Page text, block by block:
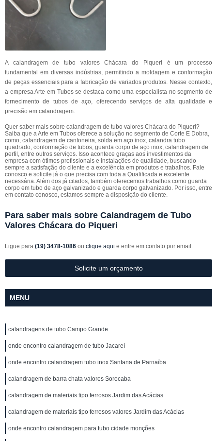
A calandragem de tubo valores Chácara do Piqueri é um processo
fundamental em diversas indústrias, permitindo a moldagem e conformação
de peças essenciais para a fabricação de variados produtos. Nesse contexto,
a empresa Arte em Tubos se destaca como uma especialista no segmento de
fornecimento de tubos de aço, oferecendo serviços de alta qualidade e
precisão em calandragem.
Quer saber mais sobre calandragem de tubo valores Chácara do Piqueri?
Saiba que a Arte em Tubos oferece a solução no segmento de Corte E Dobra,
como, calandragem de cantoneira, solda em aço inox, calandra tubo
quadrado, conformação de tubos, guarda corpo de aço inox, calandragem de
perfil, entre outros serviços. Isso acontece graças aos investimentos da
empresa com ótimos profissionais e instalações de qualidade, buscando
sempre a satisfação do cliente e a excelência em produtos e trabalhos. Fale
conosco e solicite já o que precisa com toda a Qualificada e excelente
necessária. Além dos já citados, também oferecemos trabalhos como guarda
corpo em tubo de aço galvanizado e guarda corpo galvanizado. Por isso, entre
em contato conosco, estamos sempre a disposição do cliente.
Para saber mais sobre Calandragem de Tubo
Valores Chácara do Piqueri
Ligue para (19) 3478-1086 ou clique aqui e entre em contato por email.
Solicite um orçamento
MENU
calandragens de tubo Campo Grande
onde encontro calandragem de tubo Jacareí
onde encontro calandragem tubo inox Santana de Parnaíba
calandragem de barra chata valores Sorocaba
calandragem de materiais tipo ferrosos Jardim das Acácias
calandragem de materiais tipo ferrosos valores Jardim das Acácias
onde encontro calandragem para tubo cidade monções